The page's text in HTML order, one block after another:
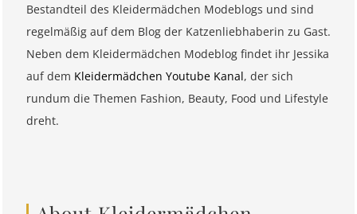
Bestandteil des Kleidermädchen Modeblogs und sind
regelmäßig auf dem Blog der Katzenliebhaberin zu Gast.
Neben dem Kleidermädchen Modeblog findet ihr Jessika
auf dem Kleidermädchen Youtube Kanal, der sich
rundum die Themen Fashion, Beauty, Food und Lifestyle
dreht.